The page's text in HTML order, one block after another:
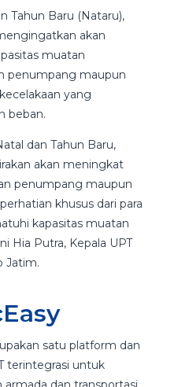
Tahun Baru (Nataru),
akan
muatan
penumpang maupun
yang
beban.
dan Tahun Baru,
akan meningkat
penumpang maupun
khusus dari para
kapasitas muatan
Hia Putra, Kepala UPT
Jatim.
satu platform dan
terintegrasi untuk